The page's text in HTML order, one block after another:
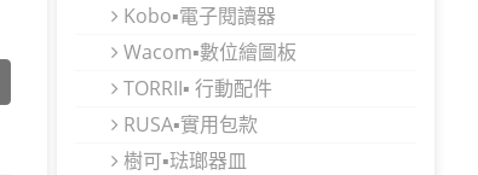
Kobo▪電子閱讀器
Wacom▪數位繪圖板
TORRII▪ 行動配件
RUSA▪實用包款
樹可▪琺瑯器皿